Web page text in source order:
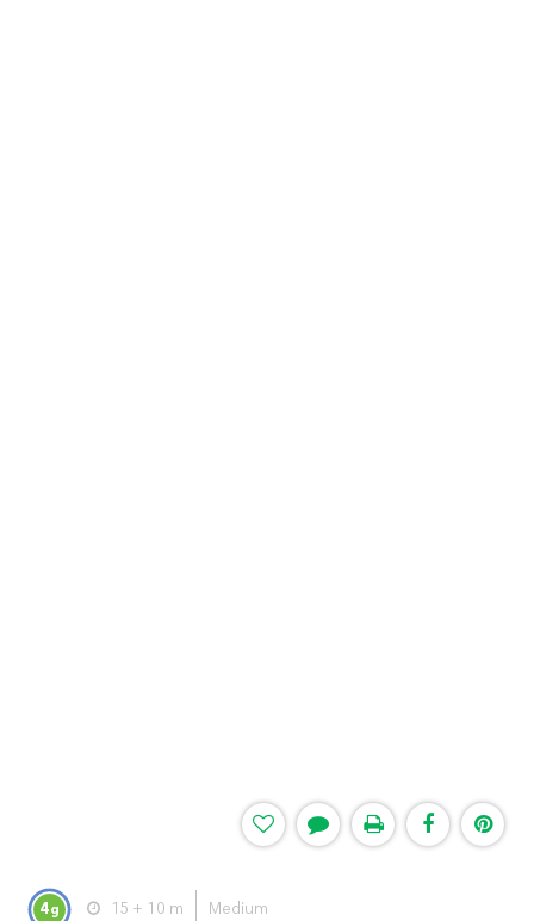
4g 15 + 10 m Medium